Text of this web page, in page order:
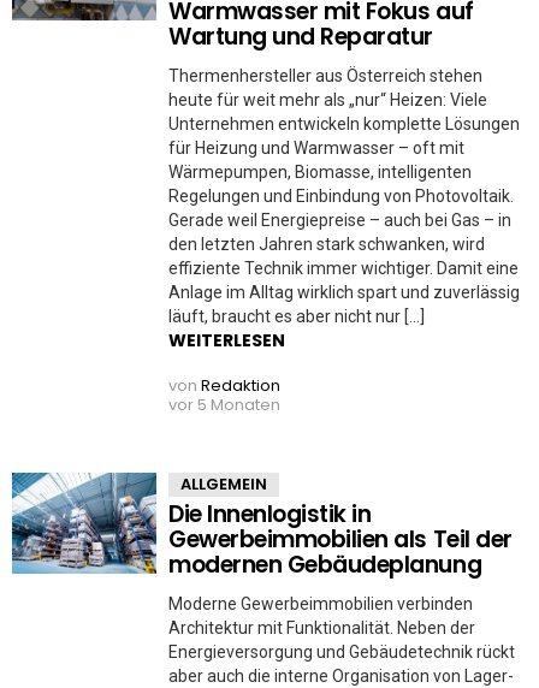
Warmwasser mit Fokus auf
Wartung und Reparatur
Thermenhersteller aus Österreich stehen
heute für weit mehr als „nur“ Heizen: Viele
Unternehmen entwickeln komplette Lösungen
für Heizung und Warmwasser – oft mit
Wärmepumpen, Biomasse, intelligenten
Regelungen und Einbindung von Photovoltaik.
Gerade weil Energiepreise – auch bei Gas – in
den letzten Jahren stark schwanken, wird
effiziente Technik immer wichtiger. Damit eine
Anlage im Alltag wirklich spart und zuverlässig
läuft, braucht es aber nicht nur […]
WEITERLESEN
von Redaktion
vor 5 Monaten
ALLGEMEIN
Die Innenlogistik in
Gewerbeimmobilien als Teil der
modernen Gebäudeplanung
Moderne Gewerbeimmobilien verbinden
Architektur mit Funktionalität. Neben der
Energieversorgung und Gebäudetechnik rückt
aber auch die interne Organisation von Lager-